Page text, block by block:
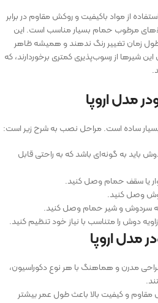
از مواد باکیفیت و روکش مقاوم در برابر
مرطوب حمام بسیار مناسب است. این
زمان تغییر رنگ ندهند و همیشه ظاهر
شیرها از رسوب‌پذیری کمتری برخوردارند، که
مدل اروپا
ساده است. مراحل نصب به شرح زیر است:
به گونه‌ای باشد که به راحتی قابل
یا سقف حمام وصل کنید.
وصل کنید.
سردوش و شیر حمام وصل کنید.
زاویه دوش را متناسب با نیاز خود تنظیم کنید.
مدل اروپا
مدرن و هماهنگ با هر نوع دکوراسیون،
و کیفیت بالا باعث طول عمر بیشتر